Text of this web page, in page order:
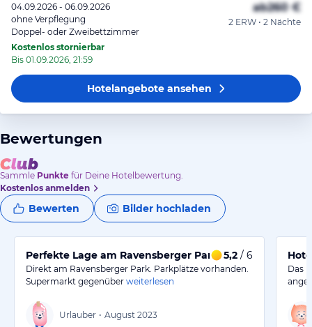
04.09.2026 - 06.09.2026
ohne Verpflegung
Doppel- oder Zweibettzimmer
Kostenlos stornierbar
Bis 01.09.2026, 21:59
ab260 €
2 ERW • 2 Nächte
Hotelangeboteansehen
Bewertungen
Sammle Punkte für Deine Hotelbewertung.
Kostenlos anmelden
Bewerten Bilder hochladen
Perfekte Lage am Ravensberger Park mit
5,2 / 6
Direkt am Ravensberger Park. Parkplätze vorhanden.
Supermarkt gegenüber weiterlesen
Urlauber • August 2023
Das